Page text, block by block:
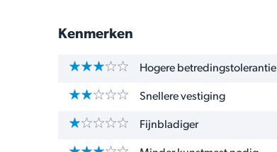
Kenmerken
Hogere betredingstolerantie
Snellere vestiging
Fijnbladiger